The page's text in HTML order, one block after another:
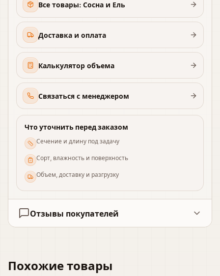
Все товары: Сосна и Ель
Доставка и оплата
Калькулятор объема
Связаться с менеджером
Что уточнить перед заказом
Сечение и длину под задачу
Сорт, влажность и поверхность
Объем, доставку и разгрузку
Отзывы покупателей
Похожие товары